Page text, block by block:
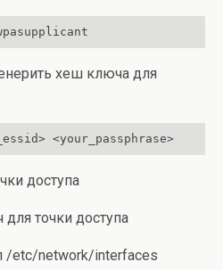
хеш ключа для
<your_passphrase>
доступа
точки доступа
/etc/network/interfaces